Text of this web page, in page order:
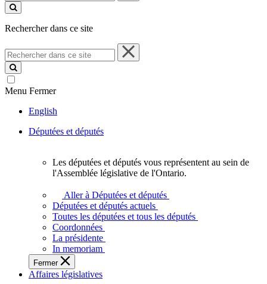
ce
Rechercher dans ce site
Rechercher
dans
ce
site
Menu Fermer
English
Députées et députés
députés
vous
représentent
sein
de
l'Assemblée
législative
Les députées et députés vous représentent au sein de
l'Assemblée législative de l'Ontario.
Aller à Députées et députés
Députées et députés actuels
Toutes les députées et tous les députés
Coordonnées
La présidente
In memoriam
Fermer
Affaires législatives